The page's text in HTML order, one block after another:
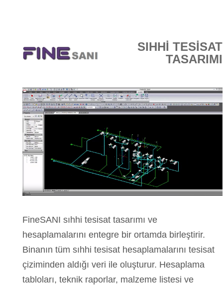
SIHHİ TESİSAT
TASARIMI
FineSANI sıhhi tesisat tasarımı ve
hesaplamalarını entegre bir ortamda birleştirir.
Binanın tüm sıhhi tesisat hesaplamalarını tesisat
çiziminden aldığı veri ile oluşturur. Hesaplama
tabloları, teknik raporlar, malzeme listesi ve